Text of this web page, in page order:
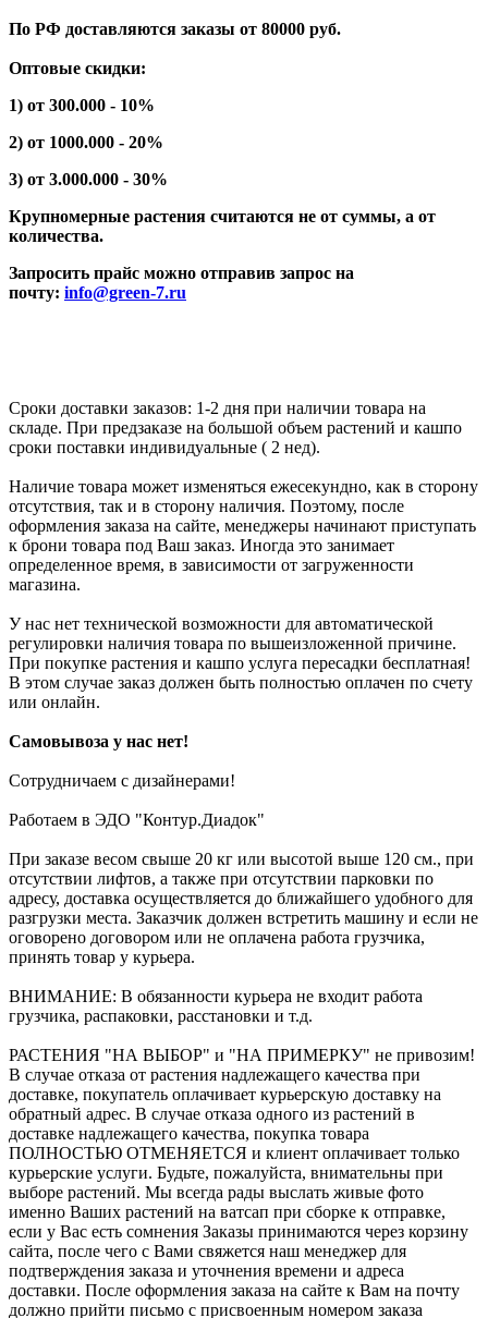
По РФ доставляются заказы от 80000 руб.
Оптовые скидки:
1) от 300.000 - 10%
2) от 1000.000 - 20%
3) от 3.000.000 - 30%
Крупномерные растения считаются не от суммы, а от
количества.
Запросить прайс можно отправив запрос на
почту: info@green-7.ru
Сроки доставки заказов: 1-2 дня при наличии товара на
складе. При предзаказе на большой объем растений и кашпо
сроки поставки индивидуальные ( 2 нед).
Наличие товара может изменяться ежесекундно, как в сторону
отсутствия, так и в сторону наличия. Поэтому, после
оформления заказа на сайте, менеджеры начинают приступать
к брони товара под Ваш заказ. Иногда это занимает
определенное время, в зависимости от загруженности
магазина.
У нас нет технической возможности для автоматической
регулировки наличия товара по вышеизложенной причине.
При покупке растения и кашпо услуга пересадки бесплатная!
В этом случае заказ должен быть полностью оплачен по счету
или онлайн.
Самовывоза у нас нет!
Сотрудничаем с дизайнерами!
Работаем в ЭДО "Контур.Диадок"
При заказе весом свыше 20 кг или высотой выше 120 см., при
отсутствии лифтов, а также при отсутствии парковки по
адресу, доставка осуществляется до ближайшего удобного для
разгрузки места. Заказчик должен встретить машину и если не
оговорено договором или не оплачена работа грузчика,
принять товар у курьера.
ВНИМАНИЕ: В обязанности курьера не входит работа
грузчика, распаковки, расстановки и т.д.
РАСТЕНИЯ "НА ВЫБОР" и "НА ПРИМЕРКУ" не привозим!
В случае отказа от растения надлежащего качества при
доставке, покупатель оплачивает курьерскую доставку на
обратный адрес. В случае отказа одного из растений в
доставке надлежащего качества, покупка товара
ПОЛНОСТЬЮ ОТМЕНЯЕТСЯ и клиент оплачивает только
курьерские услуги. Будьте, пожалуйста, внимательны при
выборе растений. Мы всегда рады выслать живые фото
именно Ваших растений на ватсап при сборке к отправке,
если у Вас есть сомнения Заказы принимаются через корзину
сайта, после чего с Вами свяжется наш менеджер для
подтверждения заказа и уточнения времени и адреса
доставки. После оформления заказа на сайте к Вам на почту
должно прийти письмо с присвоенным номером заказа